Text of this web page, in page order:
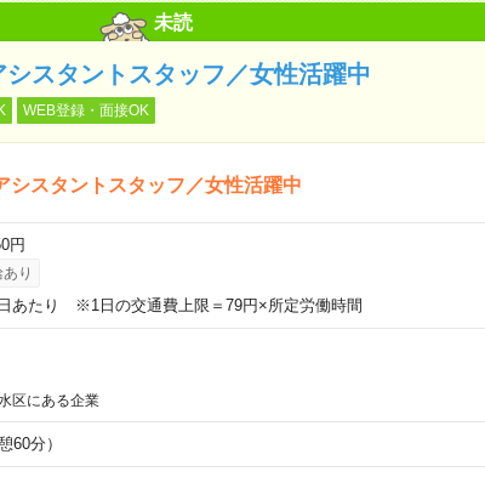
未読
スタントスタッフ／女性活躍中
WEB登録・面接OK
シスタントスタッフ／女性活躍中
円
り
あたり ※1日の交通費上限＝79円×所定労働時間
区にある企業
60分）